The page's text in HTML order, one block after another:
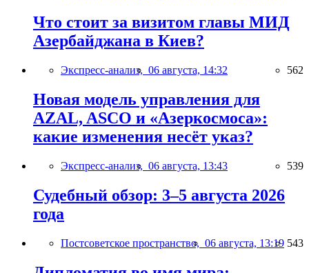
Что стоит за визитом главы МИД
Азербайджана в Киев?
Экспресс-анализ, 06 августа, 14:32 562
Новая модель управления для
AZAL, ASCO и «Азеркосмоса»:
какие изменения несёт указ?
Экспресс-анализ, 06 августа, 13:43 539
Судебный обзор: 3–5 августа 2026
года
Постсоветское пространство, 06 августа, 13:19 543